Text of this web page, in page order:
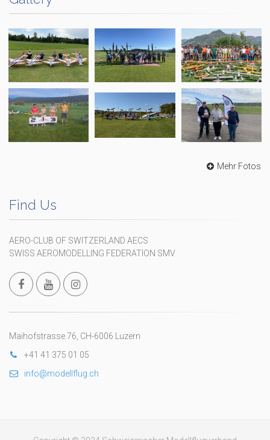
Mehr Fotos
Find Us
AERO-CLUB OF SWITZERLAND AECS
SWISS AEROMODELLING FEDERATION SMV
Maihofstrasse 76, CH-6006 Luzern
+41 41 375 01 05
info@modellflug.ch